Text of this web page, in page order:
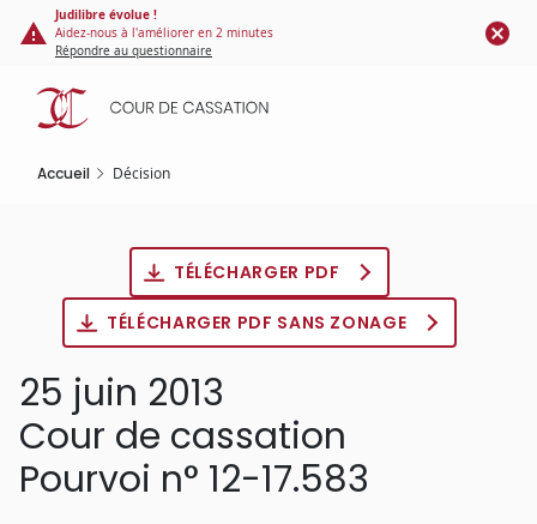
Panneau de gestion des cookies
contenu
principal
Judilibre évolue !
Aidez-nous à l'améliorer en 2 minutes
Répondre au questionnaire
Accueil Décision
TÉLÉCHARGER PDF
TÉLÉCHARGER PDF SANS ZONAGE
25 juin 2013
Cour de cassation
Pourvoi n° 12-17.583